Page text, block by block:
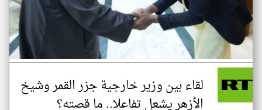
لقاء بين وزير خارجية جزر القمر وشيخ
الأزهر يشعل تفاعلا.. ما قصته؟